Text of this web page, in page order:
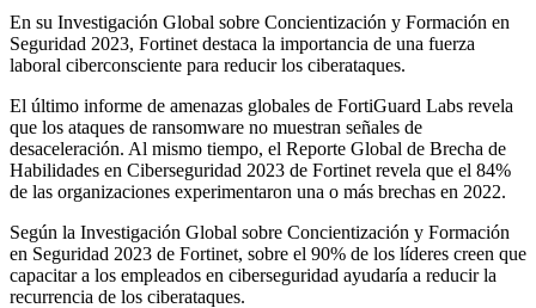
En su Investigación Global sobre Concientización y Formación en
Seguridad 2023, Fortinet destaca la importancia de una fuerza
laboral ciberconsciente para reducir los ciberataques.
El último informe de amenazas globales de FortiGuard Labs revela
que los ataques de ransomware no muestran señales de
desaceleración. Al mismo tiempo, el Reporte Global de Brecha de
Habilidades en Ciberseguridad 2023 de Fortinet revela que el 84%
de las organizaciones experimentaron una o más brechas en 2022.
Según la Investigación Global sobre Concientización y Formación
en Seguridad 2023 de Fortinet, sobre el 90% de los líderes creen que
capacitar a los empleados en ciberseguridad ayudaría a reducir la
recurrencia de los ciberataques.